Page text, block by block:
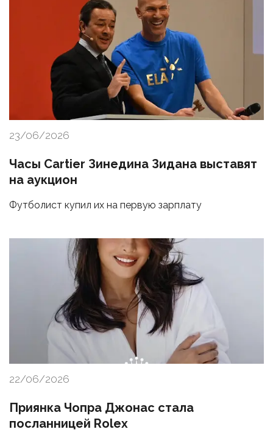
23/06/2026
Часы Cartier Зинедина Зидана выставят
на аукцион
Футболист купил их на первую зарплату
22/06/2026
Приянка Чопра Джонас стала
посланницей Rolex